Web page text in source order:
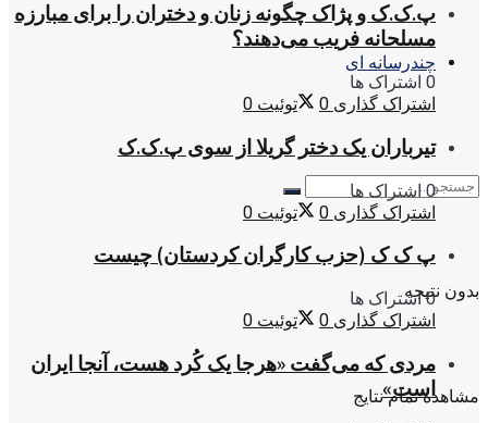
چندرسانه ای
بدون نتیجه
مشاهده تمام نتایج
پ.ک.ک و پژاک چگونه زنان و دختران را برای مبارزه
مسلحانه فریب می‌دهند؟
0 اشتراک ها
اشتراک گذاری 0 توئیت 0
تیرباران یک دختر گریلا از سوی پ.ک.ک
0 اشتراک ها
اشتراک گذاری 0 توئیت 0
پ ک ک (حزب کارگران کردستان) چیست
0 اشتراک ها
اشتراک گذاری 0 توئیت 0
مردی که می‌گفت «هرجا یک کُرد هست، آنجا ایران
است»